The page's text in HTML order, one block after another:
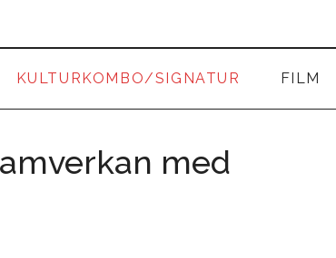
KULTURKOMBO/SIGNATUR FILM
med